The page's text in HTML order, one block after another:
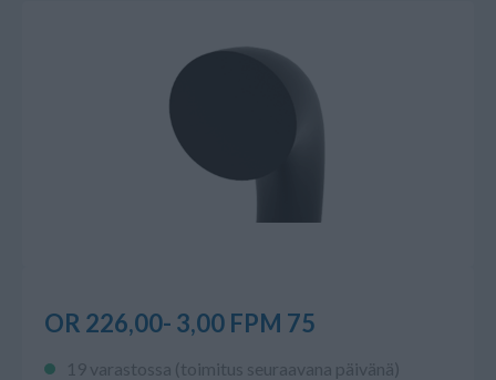
OR 226,00- 3,00 FPM 75
19 varastossa (toimitus seuraavana päivänä)